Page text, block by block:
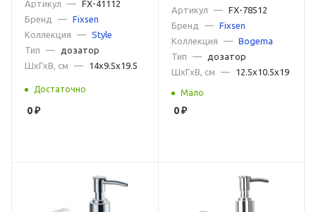
Артикул
— FX-41112
Бренд
— Fixsen
Коллекция
— Style
Тип
—
дозатор
ШxГxВ, см
— 14x9.5x19.5
Достаточно
0₽
Артикул
—
FX-78512
Бренд
—
Fixsen
Коллекция
—
Bogema
Тип
—
дозатор
ШxГxВ, см
— 12.5x10.5x19
Мало
0₽